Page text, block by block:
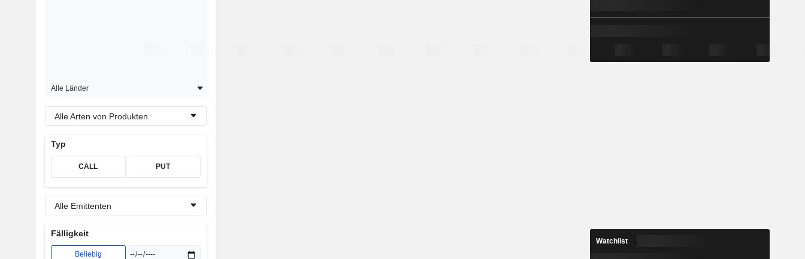
Alle Länder
Alle Arten von Produkten
Typ
CALL PUT
Alle Emittenten
Fälligkeit
Beliebig
Watchlist